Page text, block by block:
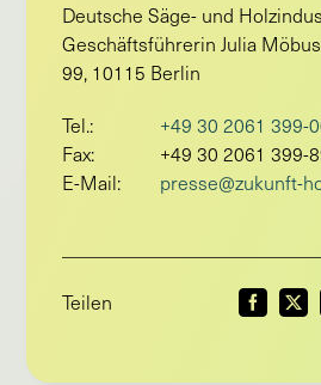
Deutsche Säge- und
Geschäftsführerin Julia
99, 10115 Berlin
Tel.:
+49 30 2061 399-
Fax:
+49 30 2061 399-
E-Mail:
presse@zukunft-
Teilen